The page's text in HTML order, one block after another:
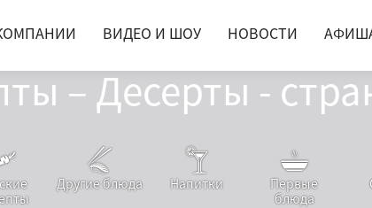
ВИДЕО И ШОУ НОВОСТИ
– Десерты -
Другие блюда Напитки
Первые
блюда